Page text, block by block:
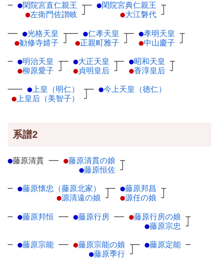
─ ●閑院宮直仁親王 ┬
●左衛門佐讃岐 ┘
─ ●閑院宮典仁親王 ┬
●大江磐代 ┘
── ●光格天皇 ┬
●勧修寺婧子 ┘
── ●仁孝天皇 ┬
●正親町雅子 ┘
─ ●孝明天皇 ┬
●中山慶子 ┘
─ ●明治天皇 ┬
●柳原愛子 ┘
─ ●大正天皇 ┬
●貞明皇后 ┘
─ ●昭和天皇 ┬
●香淳皇后 ┘
─── ●上皇（明仁）
┬
●上皇后（美智子） ┘
─ ●今上天皇（徳仁）
系譜2
●藤原清貫 ── ●藤原清貫の娘 ┬
●藤原恒佐 ┘
─ ●藤原懐忠（藤原北家）
┬
●源清遠の娘 ┘
─ ●藤原邦昌 ┬
●源任の娘 ┘
─ ●藤原邦恒 ── ●藤原行房 ── ●藤原行房の娘 ┬
●藤原宗忠 ┘
─ ●藤原宗能 ── ●藤原宗能の娘 ┬
●藤原季行 ┘
─ ●藤原定能 ─